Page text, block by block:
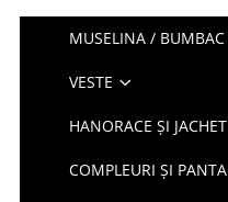
MUSELINA /
VESTE
HANORACE ȘI
COMPLEURI ȘI